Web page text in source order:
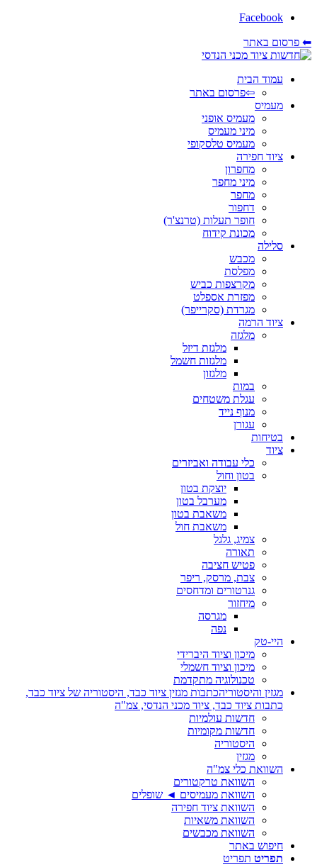
Facebook
⬅ פרסום באתר
עמוד הבית
⇦פרסום באתר
מעמיס
מעמיס אופני
מיני מעמיס
מעמיס טלסקופי
ציוד חפירה
מחפרון
מיני מחפר
מחפר
דחפור
חופר תעלות (טרנצ'ר)
מכונת קידוח
סלילה
מכבש
מפלסת
מקרצפות כביש
מפזרת אספלט
מגרדת (סקרייפר)
ציוד הרמה
מלגזה
מלגזת דיזל
מלגזות חשמל
מלגזון
במות
עגלת משטחים
מנוף נייד
עגורן
בטיחות
ציוד
כלי עבודה ואביזרים
בטון וחול
יוצקת בטון
מערבל בטון
משאבת בטון
משאבת חול
צמיג, גלגל
תאורה
פטיש חציבה
צבת, מרסק, ריפר
גנרטורים ומדחסים
מיחזור
מגרסה
נפה
היי-טק
מיכון וציוד היברידי
מיכון וציוד חשמלי
טכנולוגיה מתקדמת
מגזין והיסטוריהכתבות מגזין ציוד כבד, היסטוריה של ציוד כבד,
כתבות ציוד כבד, ציוד מכני הנדסי, צמ"ה
חדשות עולמיות
חדשות מקומיות
היסטוריה
מגזין
השוואת כלי צמ"ה
השוואת טרקטורים
השוואת מעמיסים ◄ שופלים
השוואת ציוד חפירה
השוואת משאיות
השוואת מכבשים
חיפוש באתר
תפריט תפריט